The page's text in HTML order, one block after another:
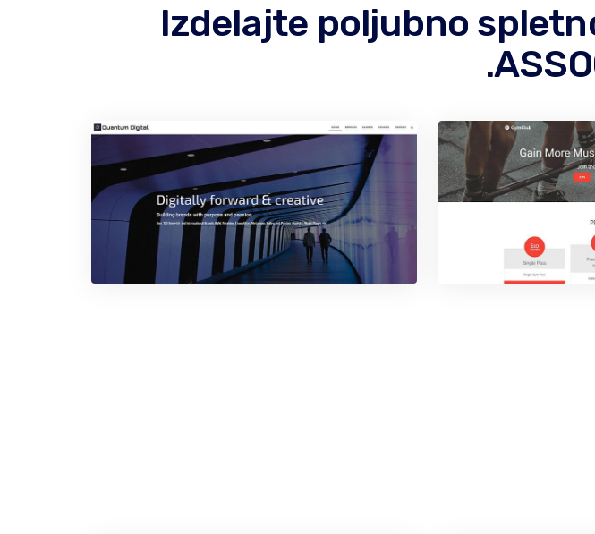
Izdelajte poljubno